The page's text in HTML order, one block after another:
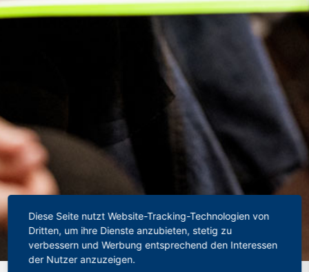
Diese Seite nutzt Website-Tracking-Technologien von
Dritten, um ihre Dienste anzubieten, stetig zu
verbessern und Werbung entsprechend den Interessen
der Nutzer anzuzeigen.